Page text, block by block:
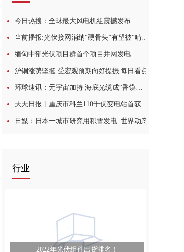
今日热搜：全球最大风电机组震撼发布
当前播报:光伏接网消纳“硬骨头”有望被“啃”下
缅甸中部光伏项目群首个项目并网发电
沪铜涨势坚挺 受宏观预期向好提振|每日看点
环球速讯：元宇宙加持 海底光缆成“香馍馍”，IT巨头努力打造“通信帝国”
天天日报丨重庆市科兰110千伏变电站首获国网输变电优质工程金奖
日媒：日本一城市研究用积雪发电_世界动态
行业
2022年光伏组件出货排名！